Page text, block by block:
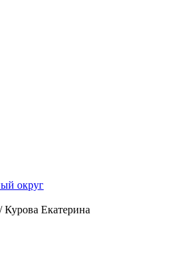
округ
Курова Екатерина